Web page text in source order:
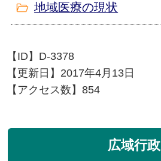
地域医療の現状
【ID】 D-3378
【更新日】 2017年4月13日
【アクセス数】854
広域行政